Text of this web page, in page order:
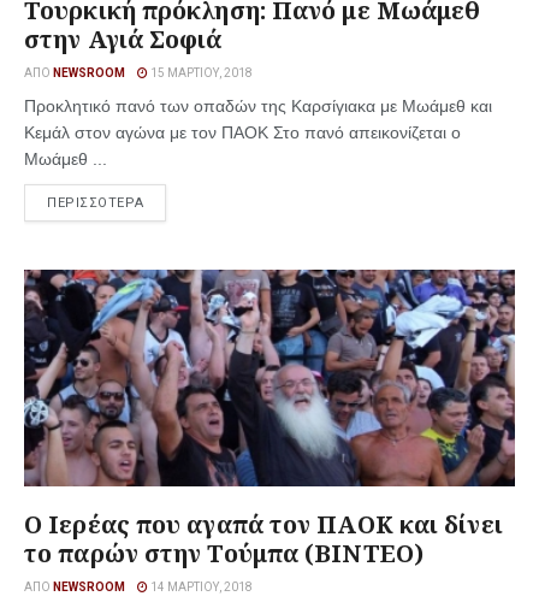
Τουρκική πρόκληση: Πανό με Μωάμεθ
στην Αγιά Σοφιά
ΑΠΌ NEWSROOM 15 ΜΑΡΤΊΟΥ, 2018
Προκλητικό πανό των οπαδών της Καρσίγιακα με Μωάμεθ και
Κεμάλ στον αγώνα με τον ΠΑΟΚ Στο πανό απεικονίζεται ο
Μωάμεθ ...
ΠΕΡΙΣΣΟΤΕΡΑ
Ο Ιερέας που αγαπά τον ΠΑΟΚ και δίνει
το παρών στην Τούμπα (ΒΙΝΤΕΟ)
ΑΠΌ NEWSROOM 14 ΜΑΡΤΊΟΥ, 2018